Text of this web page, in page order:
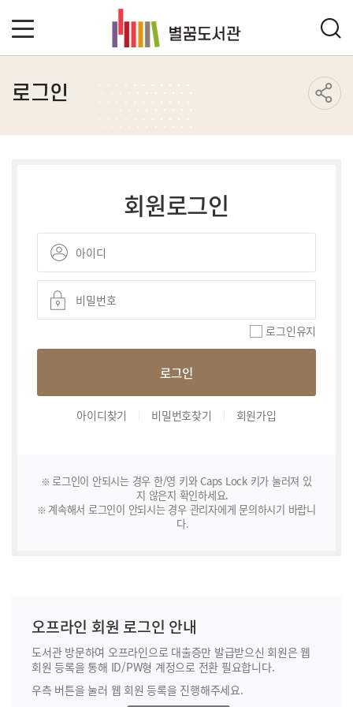
로그인
회원로그인
로그인유지
로그인
아이디찾기 비밀번호찾기 회원가입
로그인이 안되시는 경우 한/영 키와 Caps Lock 키가 눌러져 있
지 않은지 확인하세요.
계속해서 로그인이 안되시는 경우 관리자에게 문의하시기 바랍니
다.
오프라인 회원 로그인 안내
도서관 방문하여 오프라인으로 대출증만 발급받으신 회원은 웹
회원 등록을 통해 ID/PW형 계정으로 전환 필요합니다.
우측 버튼을 눌러 웹 회원 등록을 진행해주세요.